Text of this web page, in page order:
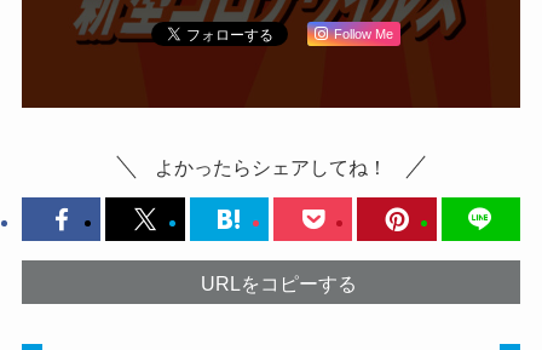
Follow Me
よかったらシェアしてね！
URLをコピーする